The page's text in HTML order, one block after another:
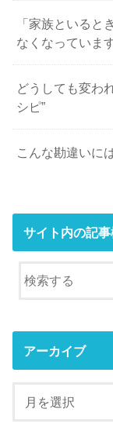
「家族といると
なくなっています
どうしても変わ
シピ”
こんな勘違いに
サイト内の記
アーカイブ